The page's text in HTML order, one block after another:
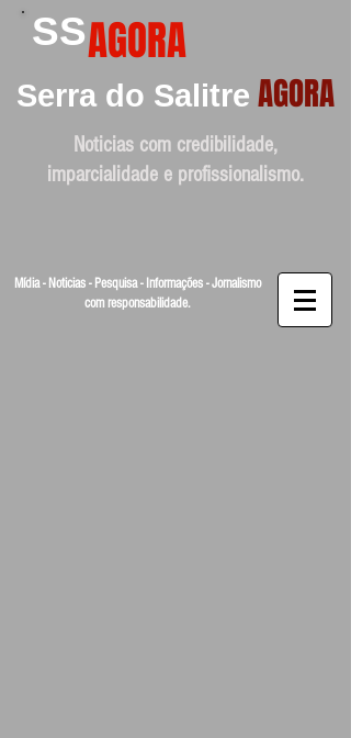
SSAGORA
Serra do Salitre AGORA
Noticias com credibilidade,
imparcialidade e profissionalismo.
Mídia - Noticias - Pesquisa - Informações - Jornalismo
com responsabilidade.